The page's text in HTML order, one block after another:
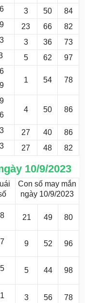
6 3 50
84
9 23 66 82
3 3 36
73
5 62 97
6
9
1 54 78
9
6
4 50 86
3 27 40
86
3 27 48 82
10/9/2023
Con số may mắn
ngày 10/9/2023
8 21 49 80
7 9 52 96
5 5 44 98
1 3 56 78